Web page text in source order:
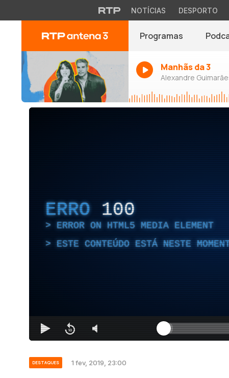
NOTÍCIAS DESPORTO
Programas
Manhãs da 3
Alexandre
ERRO 100
ERROR ON HTML5 MEDIA ELEMENT
ESTE CONTEÚDO ESTÁ NESTE
DESTAQUES 1 fev, 2019, 23:00